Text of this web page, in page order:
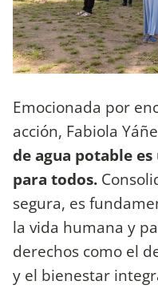
Emocionada por
acción, Fabiola
de agua potable
para todos.
segura, es
la vida humana y
derechos como el
y el bienestar